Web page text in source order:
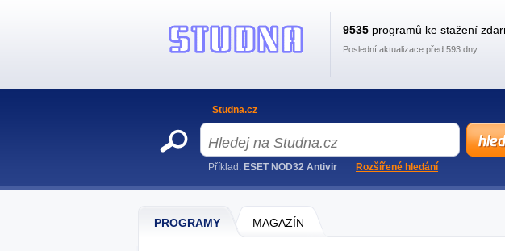
PROGRAMY MAGAZÍN
9535 programů ke stažení
Poslední aktualizace před 593 dny
Studna.cz
Příklad: ESET NOD32 Antivir Rozšířené hledání